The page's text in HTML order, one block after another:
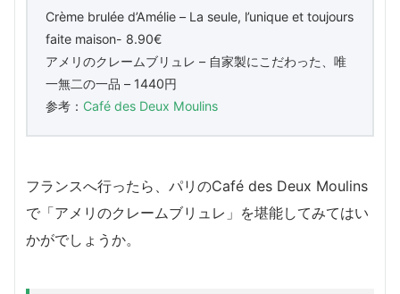
Crème brulée d’Amélie – La seule, l’unique et toujours
faite maison- 8.90€
アメリのクレームブリュレ – 自家製にこだわった、唯
一無二の一品 – 1440円
参考： Café des Deux Moulins
フランスへ行ったら、パリのCafé des Deux Moulins
で「アメリのクレームブリュレ」を堪能してみてはい
かがでしょうか。